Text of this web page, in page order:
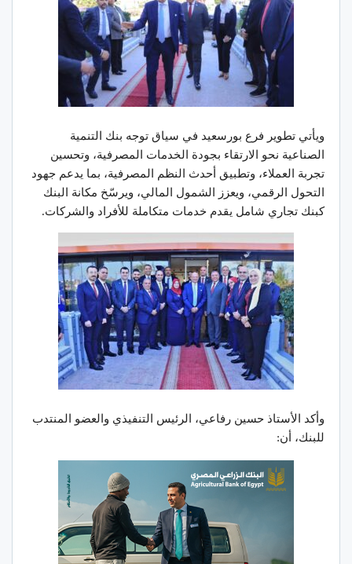
ويأتي تطوير فرع بورسعيد في سياق توجه بنك التنمية
الصناعية نحو الارتقاء بجودة الخدمات المصرفية، وتحسين
تجربة العملاء، وتطبيق أحدث النظم المصرفية، بما يدعم جهود
التحول الرقمي، ويعزز الشمول المالي، ويرسّخ مكانة البنك
كبنك تجاري شامل يقدم خدمات متكاملة للأفراد والشركات.
وأكد الأستاذ حسين رفاعي، الرئيس التنفيذي والعضو المنتدب
للبنك، أن: